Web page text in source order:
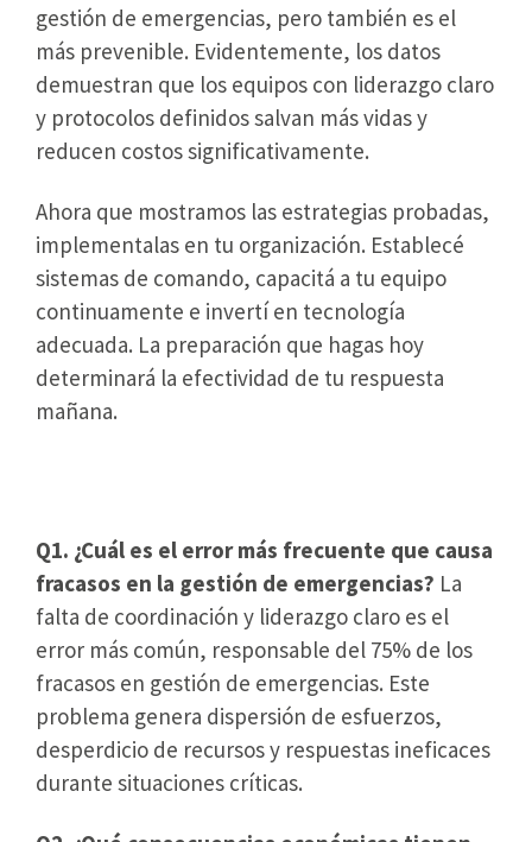
gestión de emergencias, pero también es el
más prevenible. Evidentemente, los datos
demuestran que los equipos con liderazgo claro
y protocolos definidos salvan más vidas y
reducen costos significativamente.
Ahora que mostramos las estrategias probadas,
implementalas en tu organización. Establecé
sistemas de comando, capacitá a tu equipo
continuamente e invertí en tecnología
adecuada. La preparación que hagas hoy
determinará la efectividad de tu respuesta
mañana.
Q1. ¿Cuál es el error más frecuente que causa
fracasos en la gestión de emergencias? La
falta de coordinación y liderazgo claro es el
error más común, responsable del 75% de los
fracasos en gestión de emergencias. Este
problema genera dispersión de esfuerzos,
desperdicio de recursos y respuestas ineficaces
durante situaciones críticas.